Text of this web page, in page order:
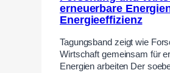
erneuerbare
Energieeffizienz
Tagungsband zeigt wie
Wirtschaft gemeinsam für
Energien arbeiten Der